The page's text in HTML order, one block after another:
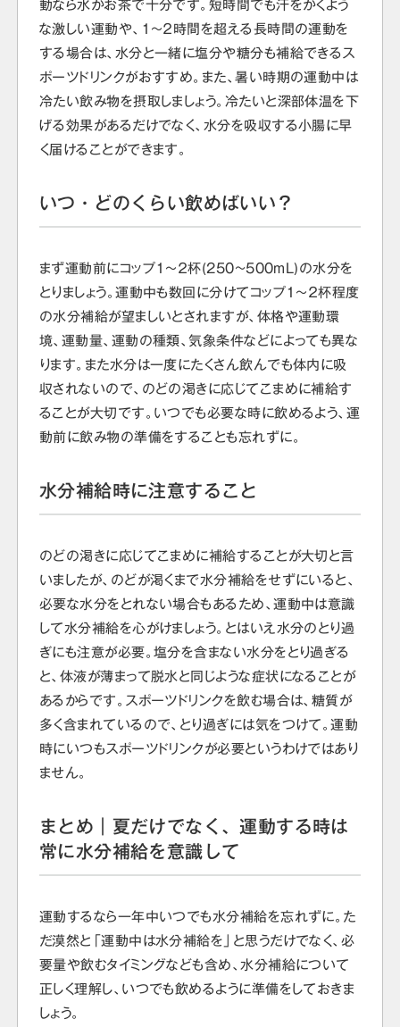
な激しい運動や、１〜２時間を超える長時間の運動を
する場合は、水分と一緒に塩分や糖分も補給できるス
ポーツドリンクがおすすめ。また、暑い時期の運動中は
冷たい飲み物を摂取しましょう。冷たいと深部体温を下
げる効果があるだけでなく、水分を吸収する小腸に早
く届けることができます。
いつ・どのくらい飲めばいい？
まず運動前にコップ１〜２杯(250~500mL)の水分を
とりましょう。運動中も数回に分けてコップ１〜２杯程度
の水分補給が望ましいとされますが、体格や運動環
境、運動量、運動の種類、気象条件などによっても異な
ります。また水分は一度にたくさん飲んでも体内に吸
収されないので、のどの渇きに応じてこまめに補給す
ることが大切です。いつでも必要な時に飲めるよう、運
動前に飲み物の準備をすることも忘れずに。
水分補給時に注意すること
のどの渇きに応じてこまめに補給することが大切と言
いましたが、のどが渇くまで水分補給をせずにいると、
必要な水分をとれない場合もあるため、運動中は意識
して水分補給を心がけましょう。とはいえ水分のとり過
ぎにも注意が必要。塩分を含まない水分をとり過ぎる
と、体液が薄まって脱水と同じような症状になることが
あるからです。スポーツドリンクを飲む場合は、糖質が
多く含まれているので、とり過ぎには気をつけて。運動
時にいつもスポーツドリンクが必要というわけではあり
ません。
まとめ｜夏だけでなく、運動する時は
常に水分補給を意識して
運動するなら一年中いつでも水分補給を忘れずに。た
だ漠然と「運動中は水分補給を」と思うだけでなく、必
要量や飲むタイミングなども含め、水分補給について
正しく理解し、いつでも飲めるように準備をしておきま
しょう。